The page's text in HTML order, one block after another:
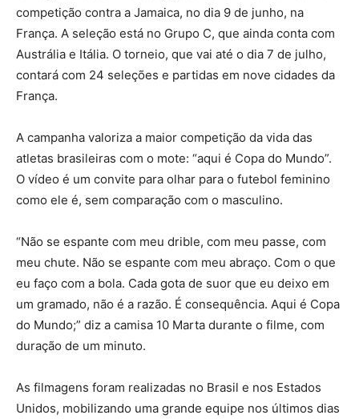
competição contra a Jamaica, no dia 9 de junho, na
França. A seleção está no Grupo C, que ainda conta com
Austrália e Itália. O torneio, que vai até o dia 7 de julho,
contará com 24 seleções e partidas em nove cidades da
França.
A campanha valoriza a maior competição da vida das
atletas brasileiras com o mote: “aqui é Copa do Mundo”.
O vídeo é um convite para olhar para o futebol feminino
como ele é, sem comparação com o masculino.
“Não se espante com meu drible, com meu passe, com
meu chute. Não se espante com meu abraço. Com o que
eu faço com a bola. Cada gota de suor que eu deixo em
um gramado, não é a razão. É consequência. Aqui é Copa
do Mundo;” diz a camisa 10 Marta durante o filme, com
duração de um minuto.
As filmagens foram realizadas no Brasil e nos Estados
Unidos, mobilizando uma grande equipe nos últimos dias